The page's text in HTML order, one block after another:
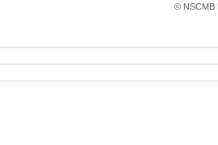
© NSCMB